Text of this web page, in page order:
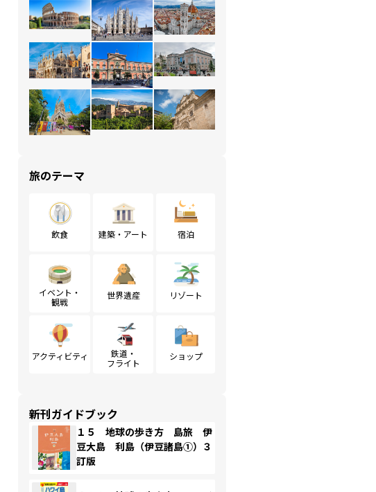
旅のテーマ
飲食 建築・アート 宿泊
イベント・
観戦
世界遺産 リゾート
アクティビティ
鉄道・
フライト
ショップ
新刊ガイドブック
１５ 地球の歩き方 島旅 伊
豆大島 利島（伊豆諸島①）３
訂版